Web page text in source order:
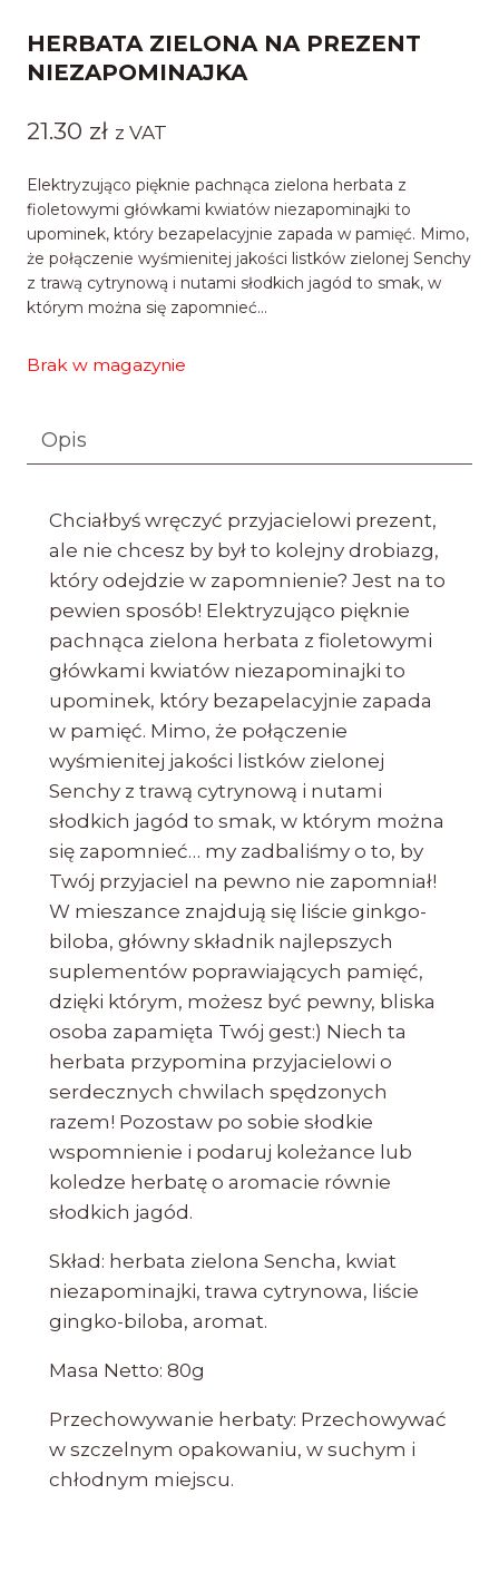
HERBATA ZIELONA NA PREZENT
NIEZAPOMINAJKA
21.30 zł z VAT
Elektryzująco pięknie pachnąca zielona herbata z
fioletowymi główkami kwiatów niezapominajki to
upominek, który bezapelacyjnie zapada w pamięć. Mimo,
że połączenie wyśmienitej jakości listków zielonej Senchy
z trawą cytrynową i nutami słodkich jagód to smak, w
którym można się zapomnieć…
Brak w magazynie
Opis
Chciałbyś wręczyć przyjacielowi prezent,
ale nie chcesz by był to kolejny drobiazg,
który odejdzie w zapomnienie? Jest na to
pewien sposób! Elektryzująco pięknie
pachnąca zielona herbata z fioletowymi
główkami kwiatów niezapominajki to
upominek, który bezapelacyjnie zapada
w pamięć. Mimo, że połączenie
wyśmienitej jakości listków zielonej
Senchy z trawą cytrynową i nutami
słodkich jagód to smak, w którym można
się zapomnieć… my zadbaliśmy o to, by
Twój przyjaciel na pewno nie zapomniał!
W mieszance znajdują się liście ginkgo-
biloba, główny składnik najlepszych
suplementów poprawiających pamięć,
dzięki którym, możesz być pewny, bliska
osoba zapamięta Twój gest:) Niech ta
herbata przypomina przyjacielowi o
serdecznych chwilach spędzonych
razem! Pozostaw po sobie słodkie
wspomnienie i podaruj koleżance lub
koledze herbatę o aromacie równie
słodkich jagód.
Skład: herbata zielona Sencha, kwiat
niezapominajki, trawa cytrynowa, liście
gingko-biloba, aromat.
Masa Netto: 80g
Przechowywanie herbaty: Przechowywać
w szczelnym opakowaniu, w suchym i
chłodnym miejscu.